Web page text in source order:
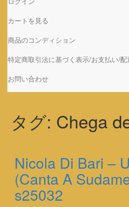
カートを見る
商品のコンディション
特定商取引法に基づく表示/お支払い/配
お問い合わせ
タグ: Chega
Nicola Di Bari –
(Canta A
s25032